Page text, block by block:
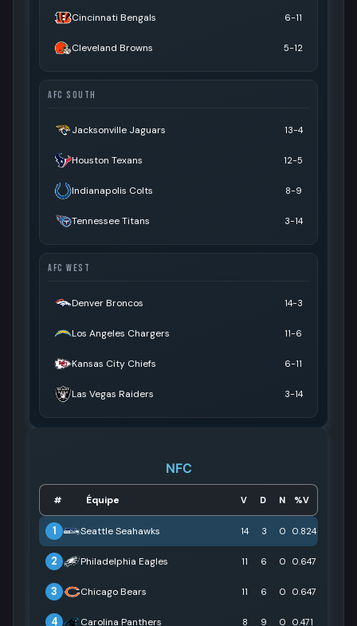
Cincinnati Bengals 6-11
Cleveland Browns 5-12
AFC SOUTH
Jacksonville Jaguars 13-4
Houston Texans 12-5
Indianapolis Colts 8-9
Tennessee Titans 3-14
AFC WEST
Denver Broncos 14-3
Los Angeles Chargers 11-6
Kansas City Chiefs 6-11
Las Vegas Raiders 3-14
NFC
# Équipe V D N %V
1 Seattle Seahawks 14 3 0 0.824
2 Philadelphia Eagles 11 6 0 0.647
3 Chicago Bears 11 6 0 0.647
4 Carolina Panthers 8 9 0 0.471